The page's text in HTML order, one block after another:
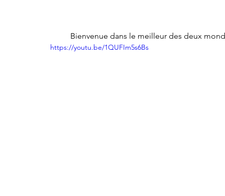
Bienvenue dans le meilleur des deux
https://youtu.be/1QUFIm5s6Bs